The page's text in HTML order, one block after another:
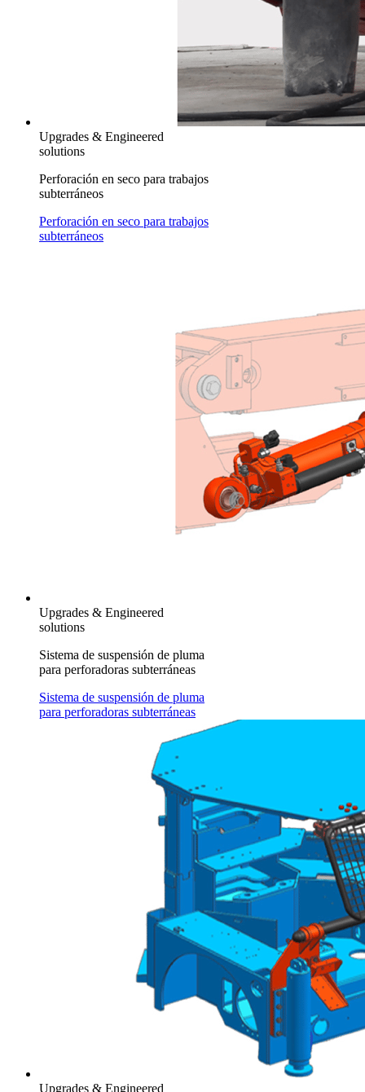
Upgrades & Engineered
solutions
Perforación en seco para trabajos
subterráneos
Perforación en seco para trabajos
subterráneos
Upgrades & Engineered
solutions
Sistema de suspensión de pluma
para perforadoras subterráneas
Sistema de suspensión de pluma
para perforadoras subterráneas
Upgrades & Engineered